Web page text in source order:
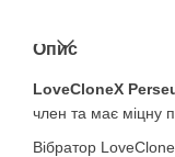
Опис
LoveCloneX
член та має міцну
Вібратор